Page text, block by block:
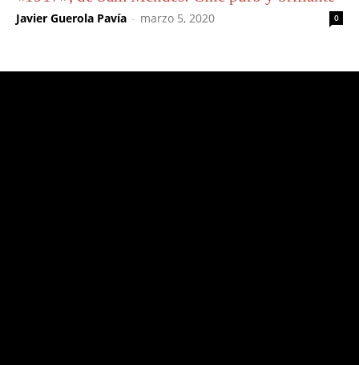
Javier Guerola Pavía - marzo 5, 2020 0